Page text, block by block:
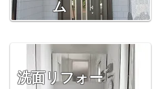
ム
​洗面リフォー